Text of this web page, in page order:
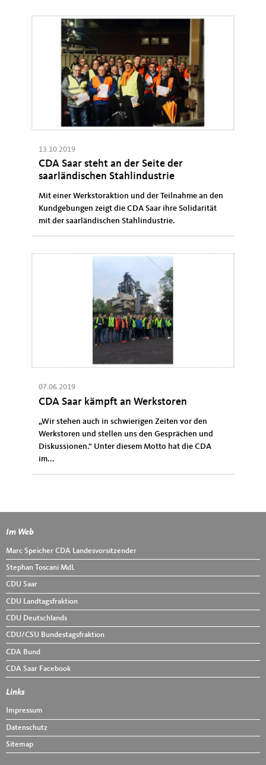
13.10.2019
CDA Saar steht an der Seite der
saarländischen Stahlindustrie
Mit einer Werkstoraktion und der Teilnahme an den
Kundgebungen zeigt die CDA Saar ihre Solidarität
mit der saarländischen Stahlindustrie.
07.06.2019
CDA Saar kämpft an Werkstoren
„Wir stehen auch in schwierigen Zeiten vor den
Werkstoren und stellen uns den Gesprächen und
Diskussionen.“ Unter diesem Motto hat die CDA
im...
Fußbereich
Im Web
Marc Speicher CDA Landesvorsitzender
Stephan Toscani MdL
CDU Saar
CDU Landtagsfraktion
CDU Deutschlands
CDU/CSU Bundestagsfraktion
CDA Bund
CDA Saar Facebook
Links
Impressum
Datenschutz
Sitemap